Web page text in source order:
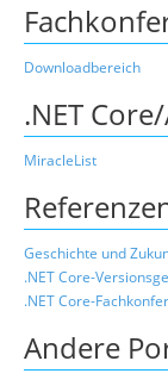
Downloadbereich
.NET
MiracleList
Geschichte und
.NET Core-
.NET Core-
Andere